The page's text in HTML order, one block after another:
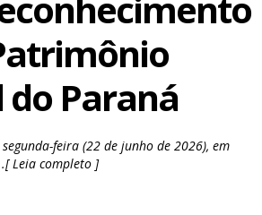
Paraná
feira (22 de junho de 2026), em
Leia completo ]